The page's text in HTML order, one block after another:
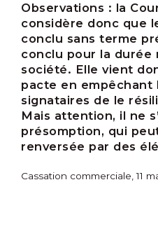
Observations : la
considère donc que
conclu sans terme
conclu pour la durée
société. Elle vient
pacte en empêchant
signataires de le
Mais attention, il ne
présomption, qui
renversée par des
Cassation commerciale, 11